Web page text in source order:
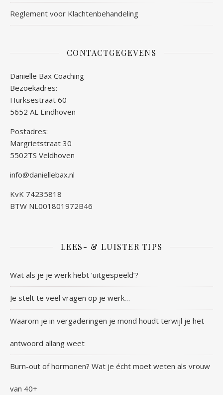
Reglement voor Klachtenbehandeling
CONTACTGEGEVENS
Danielle Bax Coaching
Bezoekadres:
Hurksestraat 60
5652 AL Eindhoven
Postadres:
Margrietstraat 30
5502TS Veldhoven
info@daniellebax.nl
KvK 74235818
BTW NL001801972B46
LEES- & LUISTER TIPS
Wat als je je werk hebt ‘uitgespeeld’?
Je stelt te veel vragen op je werk…
Waarom je in vergaderingen je mond houdt terwijl je het
antwoord allang weet
Burn-out of hormonen? Wat je écht moet weten als vrouw
van 40+